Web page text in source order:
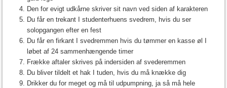
Den for evigt udkårne skriver sit navn ved siden af karakteren
Du får en trekant I studenterhuens svedrem, hvis du ser
solopgangen efter en fest
Du får en firkant I svedremmen hvis du tømmer en kasse øl I
løbet af 24 sammenhængende timer
Frække aftaler skrives på indersiden af svederemmen
Du bliver tildelt et hak I tuden, hvis du må knække dig
Drikker du for meget og må til udpumpning, ja så må hele